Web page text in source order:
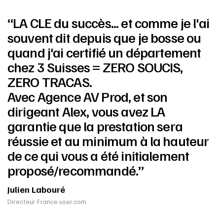
“LA CLE du succès... et comme je l'ai
souvent dit depuis que je bosse ou
quand j'ai certifié un département
chez 3 Suisses = ZERO SOUCIS,
ZERO TRACAS.
Avec Agence AV Prod, et son
dirigeant Alex, vous avez LA
garantie que la prestation sera
réussie et au minimum à la hauteur
de ce qui vous a été initialement
proposé/recommandé.”
Julien Labouré
Directeur France user.com